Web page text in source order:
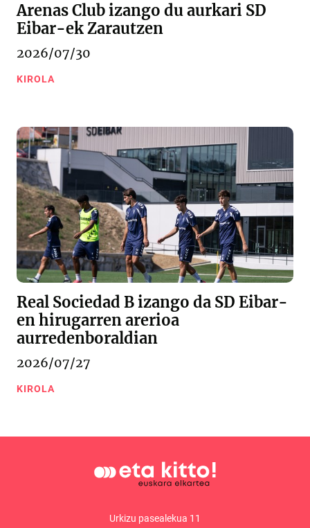
Arenas Club izango du aurkari SD
Eibar-ek Zarautzen
2026/07/30
KIROLA
Real Sociedad B izango da SD Eibar-
en hirugarren arerioa
aurredenboraldian
2026/07/27
KIROLA
Urkizu pasealekua 11